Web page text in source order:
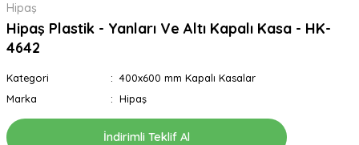
Hipaş
Hipaş Plastik - Yanları Ve Altı Kapalı Kasa - HK-
4642
Kategori
400x600 mm Kapalı Kasalar
Marka
Hipaş
İndirimli Teklif Al